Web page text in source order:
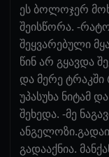
ეს ბოლოჯერ
შეისწორა. -
შეყვარებული
წინ არ გყავდა
და მერე ტრაკში
უპასუხა ნიტამ
შეხედა. -მე
გადააქნია.